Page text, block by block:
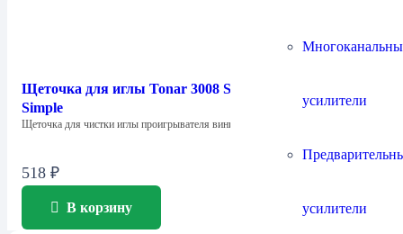
усилители
усилители
Щеточка для иглы Tonar 3008 Stylus Сleaning Brush
Simple
Щеточка для чистки иглы проигрывателя виниловых…
518 ₽
В корзину